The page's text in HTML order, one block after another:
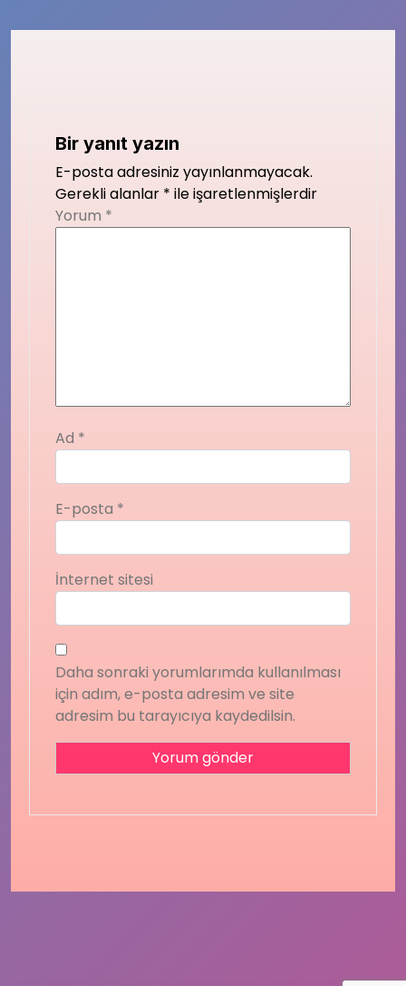
Bir yanıt yazın
E-posta adresiniz yayınlanmayacak.
Gerekli alanlar * ile işaretlenmişlerdir
Yorum *
Ad *
E-posta *
İnternet sitesi
Daha sonraki yorumlarımda kullanılması
için adım, e-posta adresim ve site
adresim bu tarayıcıya kaydedilsin.